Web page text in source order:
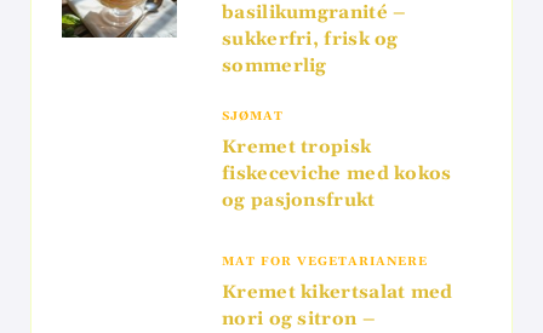
basilikumgranité –
sukkerfri, frisk og
sommerlig
SJØMAT
Kremet tropisk
fiskeceviche med kokos
og pasjonsfrukt
MAT FOR VEGETARIANERE
Kremet kikertsalat med
nori og sitron –